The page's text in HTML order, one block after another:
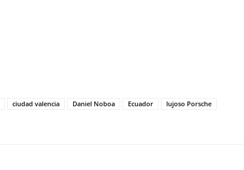
ciudad valencia Daniel Noboa Ecuador
lujoso Porsche